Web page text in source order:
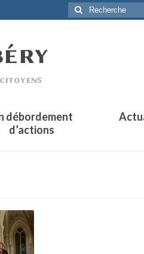
Rechercher
:
débordement
d’actions